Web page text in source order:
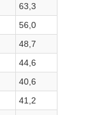
63,3
56,0
48,7
44,6
40,6
41,2